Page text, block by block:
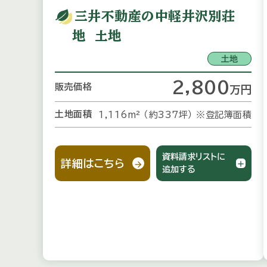
三井不動産の中軽井沢別荘
地 土地
土地
販売価格 2,800万 円
土地面積 1,116m² （約337坪） ※登記簿面積
詳細はこちら
資料請求リストに
追加する